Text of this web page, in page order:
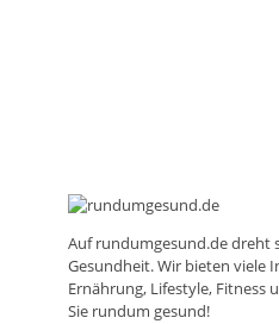
Aufrundumgesund.dedreht
Gesundheit. Wir bieten viele
Ernährung, Lifestyle, Fitness
Sie rundum gesund!